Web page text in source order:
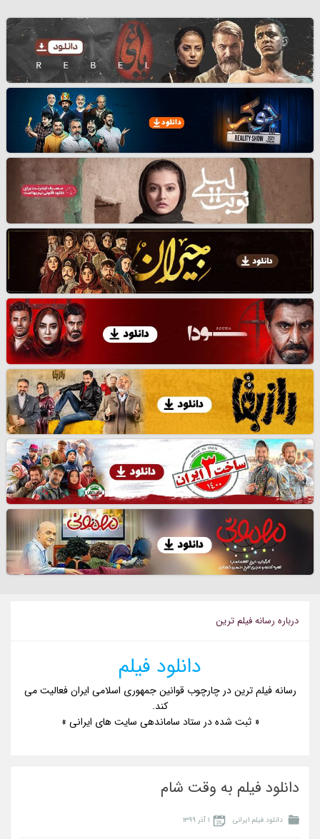
درباره رسانه فيلم ترين
دانلود فیلم
رسانه فیلم ترین در چارچوب قوانین جمهوری اسلامی ایران فعالیت می
کند.
« ثبت شده در ستاد ساماندهی سایت های ایرانی »
دانلود فیلم به وقت شام
دانلود فیلم ایرانی ۱ آذر ۱۳۹۹